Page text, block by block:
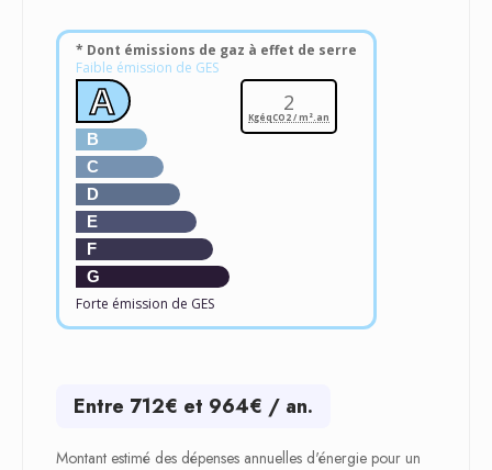
* Dont émissions de gaz à effet de serre
Faible émission de GES
A
B
C
D
E
F
G
Forte émission de GES
2
KgéqCO2 / m².an
Entre 712€ et 964€ / an.
Montant estimé des dépenses annuelles d'énergie pour un